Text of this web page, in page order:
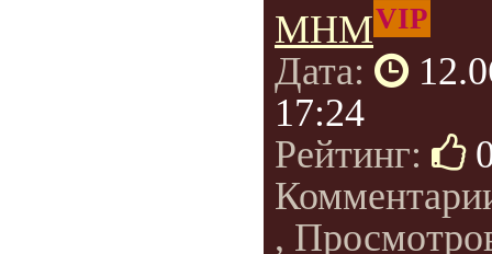
МНМVIP
Дата:
17:24
Рейтинг:
,